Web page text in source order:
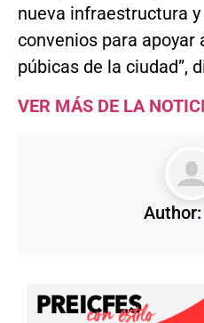
nueva infraestructura
convenios para
púbicas de la ciudad”,
VER MÁS DE LA
Author: